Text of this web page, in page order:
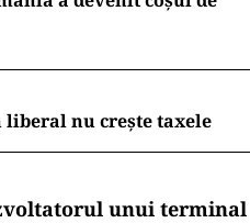
nu crește taxele
unui terminal